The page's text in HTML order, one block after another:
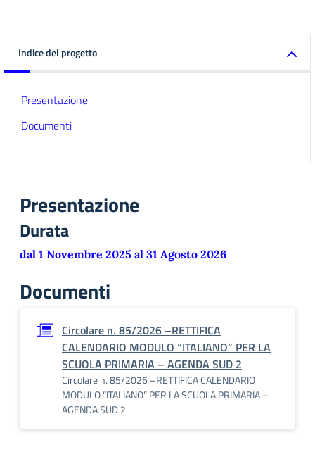
Indice del progetto
Presentazione
Documenti
Presentazione
Durata
dal 1 Novembre 2025 al 31 Agosto 2026
Documenti
Circolare n. 85/2026 –RETTIFICA
CALENDARIO MODULO “ITALIANO” PER LA
SCUOLA PRIMARIA – AGENDA SUD 2
Circolare n. 85/2026 –RETTIFICA CALENDARIO
MODULO “ITALIANO” PER LA SCUOLA PRIMARIA –
AGENDA SUD 2